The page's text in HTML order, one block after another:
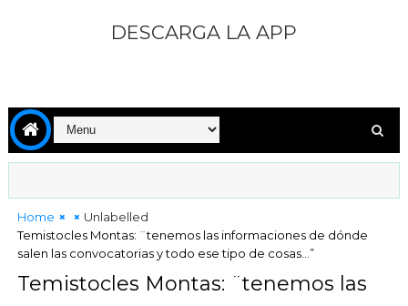
DESCARGA LA APP
Home
Unlabelled
Temistocles Montas: ¨tenemos las informaciones de dónde
salen las convocatorias y todo ese tipo de cosas...”
Temistocles Montas: ¨tenemos las